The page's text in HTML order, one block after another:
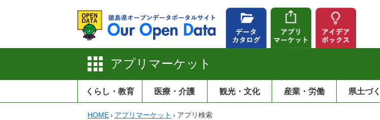
アプリマーケット
くらし・教育 医療・介護 観光・文化 産業・労働 県土づ
HOME› アプリマーケット › アプリ検索